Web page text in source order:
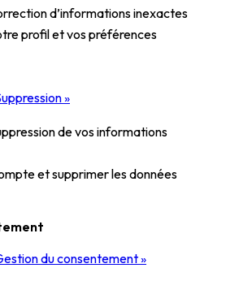
d’informations inexactes
profil et vos préférences
»
de vos informations
et supprimer les données
du consentement »